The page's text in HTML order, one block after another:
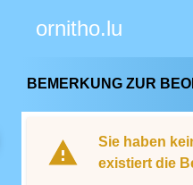
ornitho.lu
BEMERKUNG ZUR
Sie haben
existiert die